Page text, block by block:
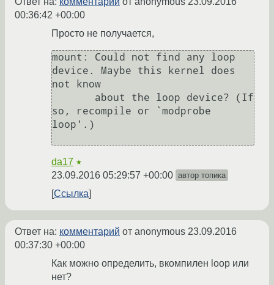
00:36:42 +00:00
Просто не получается,
mount: Could not find any loop
device. Maybe this kernel does
not know
so, recompile or `modprobe
loop'.)
da17 ★
23.09.2016 05:29:57 +00:00 автор топика
Ссылка
Ответ на: комментарий от anonymous 23.09.2016
00:37:30 +00:00
Как можно определить, вкомпилен loop или
нет?